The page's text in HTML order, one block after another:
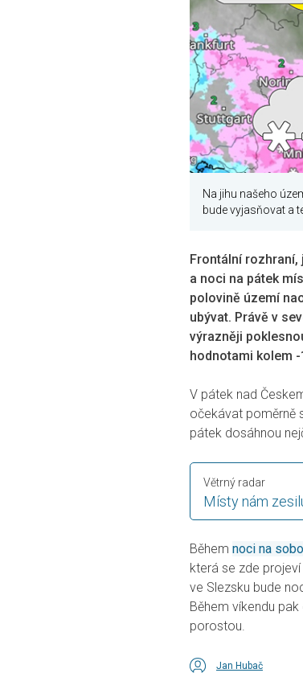
Na jihu našeho
bude vyjasňovat a
Frontální rozhraní,
a noci na pátek
polovině území
ubývat. Právě v
výrazněji
hodnotami kolem -
V pátek nad
očekávat poměrně
pátek dosáhnou
Místy nám
Větrný radar
Během noci na
která se zde
ve Slezsku bude
Během víkendu
porostou.
Jan Hubač